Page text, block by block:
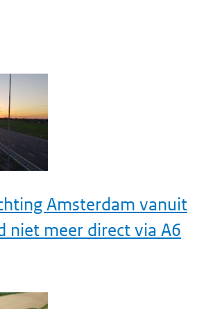
Amsterdam vanuit
niet meer direct via A6